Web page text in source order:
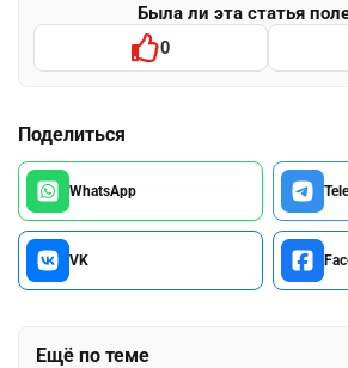
Была ли эта статья
0
Поделиться
WhatsApp
VK
Ещё по теме